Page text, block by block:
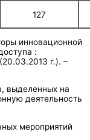
127
инновационной
:
г.). –
выделенных на
деятельность
мероприятий